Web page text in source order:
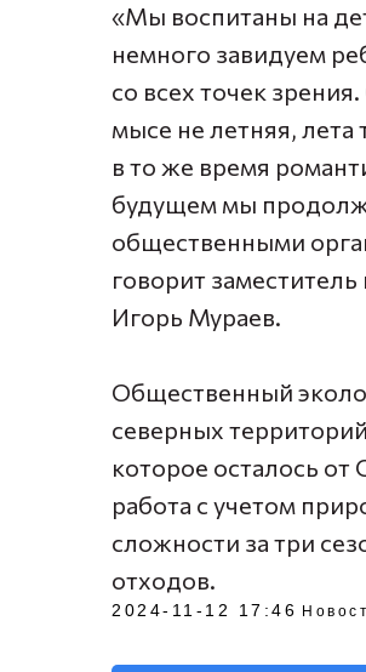
«Мы воспитаны на
немного завидуем
со всех точек
мысе не летняя, лета
в то же время
будущем мы
общественными
говорит
Игорь Мураев.
Общественный
северных
которое осталось
работа с учетом
сложности за три
отходов.
2024-11-12 17:46